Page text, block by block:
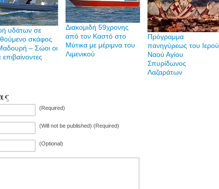
υδάτων σε
σκάφος
– Σώοι οι
επιβαίνοντες
Διακομιδή 59χρονης
από τον Καστό στο
Μύτικα με μέριμνα του
Λιμενικού
Πρόγραμμα
πανηγύρεως του Ιερού
Ναού Αγίου
Σπυρίδωνος
Λαζαράτων
(Required)
(Will not be published) (Required)
(Optional)